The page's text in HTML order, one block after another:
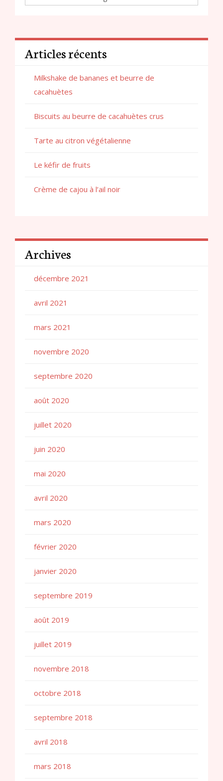
Articles récents
Milkshake de bananes et beurre de
cacahuètes
Biscuits au beurre de cacahuètes crus
Tarte au citron végétalienne
Le kéfir de fruits
Crème de cajou à l’ail noir
Archives
décembre 2021
avril 2021
mars 2021
novembre 2020
septembre 2020
août 2020
juillet 2020
juin 2020
mai 2020
avril 2020
mars 2020
février 2020
janvier 2020
septembre 2019
août 2019
juillet 2019
novembre 2018
octobre 2018
septembre 2018
avril 2018
mars 2018